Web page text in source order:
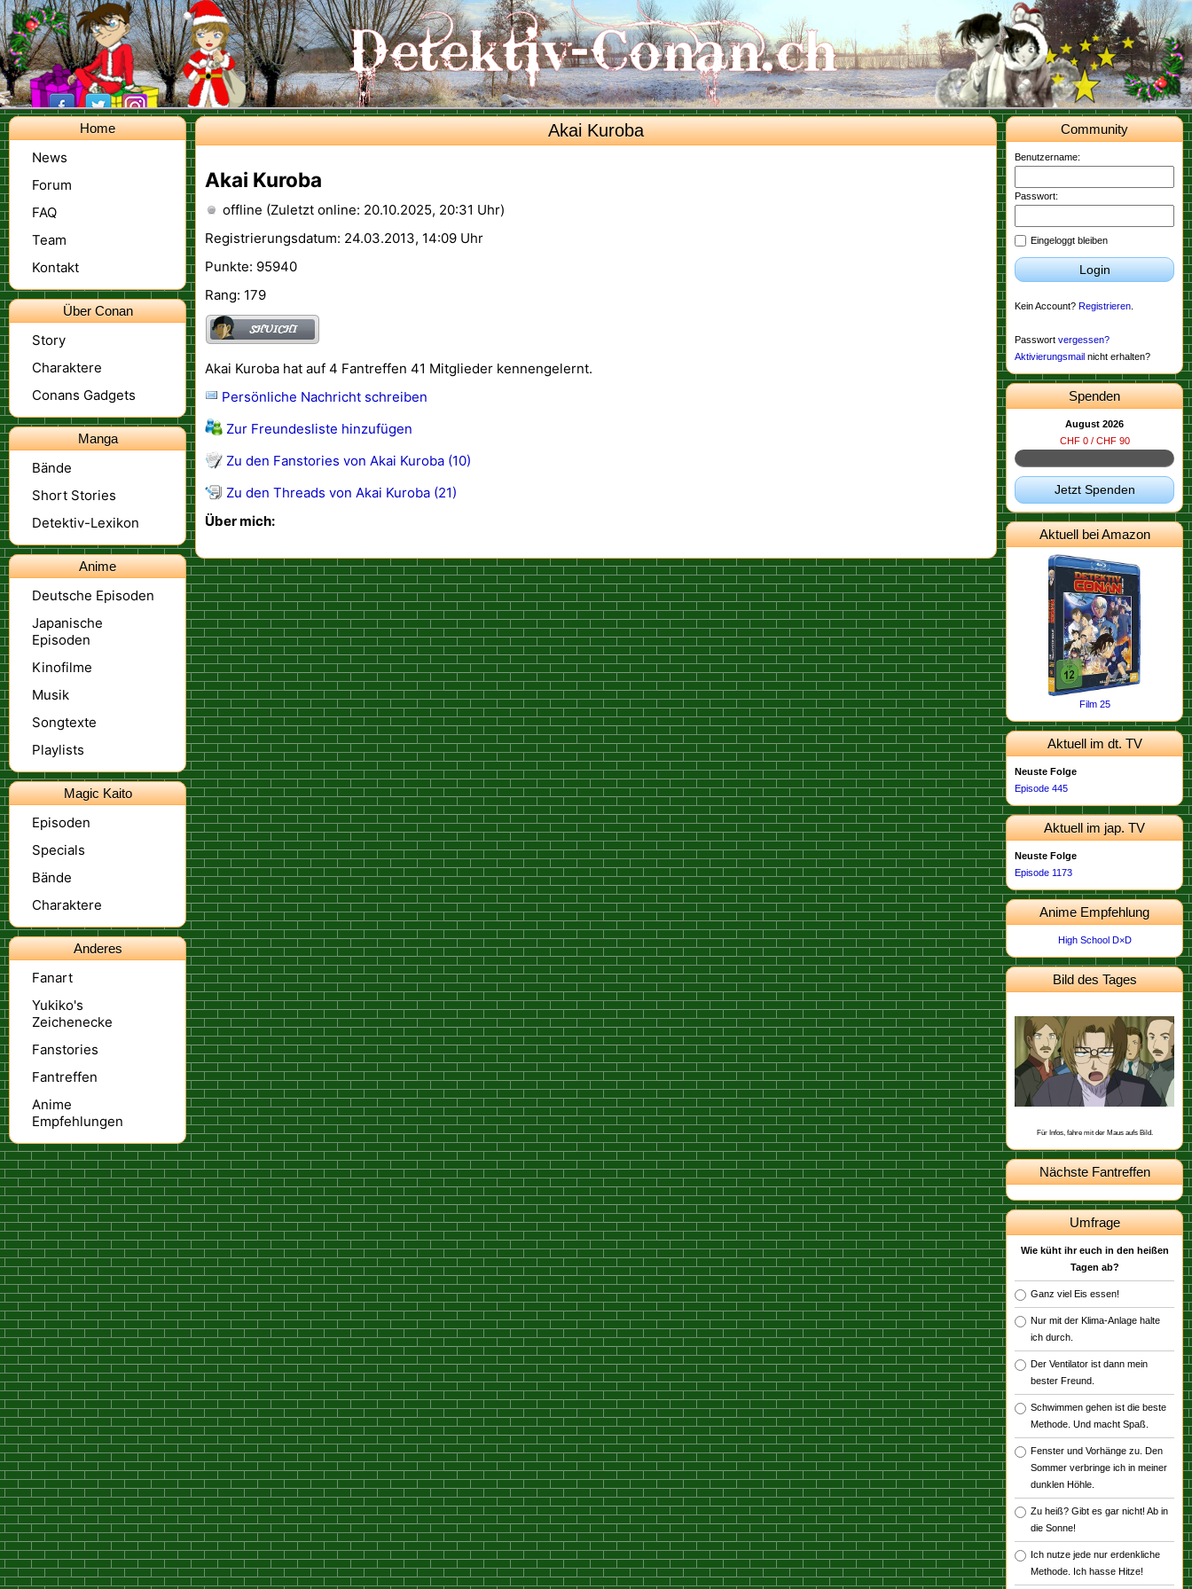
Home
News
Forum
FAQ
Team
Kontakt
Über Conan
Story
Charaktere
Conans Gadgets
Manga
Bände
Short Stories
Detektiv-Lexikon
Anime
Deutsche Episoden
Japanische
Episoden
Kinofilme
Musik
Songtexte
Playlists
Magic Kaito
Episoden
Specials
Bände
Charaktere
Anderes
Fanart
Yukiko's
Zeichenecke
Fanstories
Fantreffen
Anime
Empfehlungen
Community
Benutzername:
Passwort:
Eingeloggt bleiben
Login
Kein Account? Registrieren
Passwort vergessen?
Aktivierungsmail nicht erhalten?
Spenden
August 2026
CHF 0 / CHF 90
Jetzt Spenden
Aktuell bei Amazon
Film 25
Aktuell im dt. TV
Neuste Folge
Episode 445
Aktuell im jap. TV
Neuste Folge
Episode 1173
Anime Empfehlung
High School D×D
Bild des Tages
Dieses Bild stammt von der
Episode 498
.
Schon gewusst, dass Heiji aus Osaka
stammt?
Für Infos, fahre mit der Maus aufs Bild.
Nächste Fantreffen
Umfrage
Wie küht ihr euch in den heißen
Tagen ab?
Ganz viel Eis essen!
Nur mit der Klima-Anlage halte
ich durch.
Der Ventilator ist dann mein
bester Freund.
Schwimmen gehen ist die beste
Methode. Und macht Spaß.
Fenster und Vorhänge zu. Den
Sommer verbringe ich in meiner
dunklen Höhle.
Zu heiß? Gibt es gar nicht! Ab in
die Sonne!
Ich nutze jede nur erdenkliche
Methode. Ich hasse Hitze!
Akai Kuroba
Akai Kuroba
offline (Zuletzt online: 20.10.2025, 20:31 Uhr)
Registrierungsdatum: 24.03.2013, 14:09 Uhr
Punkte: 95940
Rang: 179
Akai Kuroba hat auf 4 Fantreffen 41 Mitglieder kennengelernt.
Persönliche Nachricht schreiben
Zur Freundesliste hinzufügen
Zu den Fanstories von Akai Kuroba (10)
Zu den Threads von Akai Kuroba (21)
Über mich: